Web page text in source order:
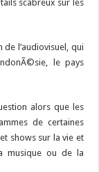
scabreux sur les
l’audiovisuel, qui
le pays
alors que les
de certaines
shows sur la vie et
musique ou de la